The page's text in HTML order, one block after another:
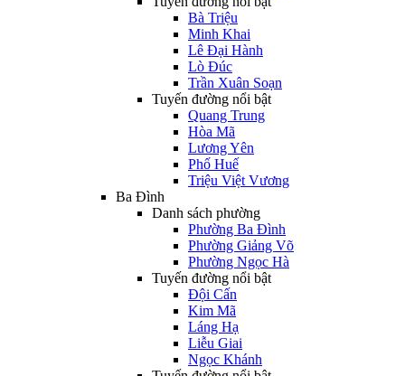
Bà Triệu
Minh Khai
Lê Đại Hành
Lò Đúc
Trần Xuân Soạn
Tuyến đường nổi bật
Quang Trung
Hòa Mã
Lương Yên
Phố Huế
Triệu Việt Vương
Ba Đình
Danh sách phường
Phường Ba Đình
Phường Giảng Võ
Phường Ngọc Hà
Tuyến đường nổi bật
Đội Cấn
Kim Mã
Láng Hạ
Liễu Giai
Ngọc Khánh